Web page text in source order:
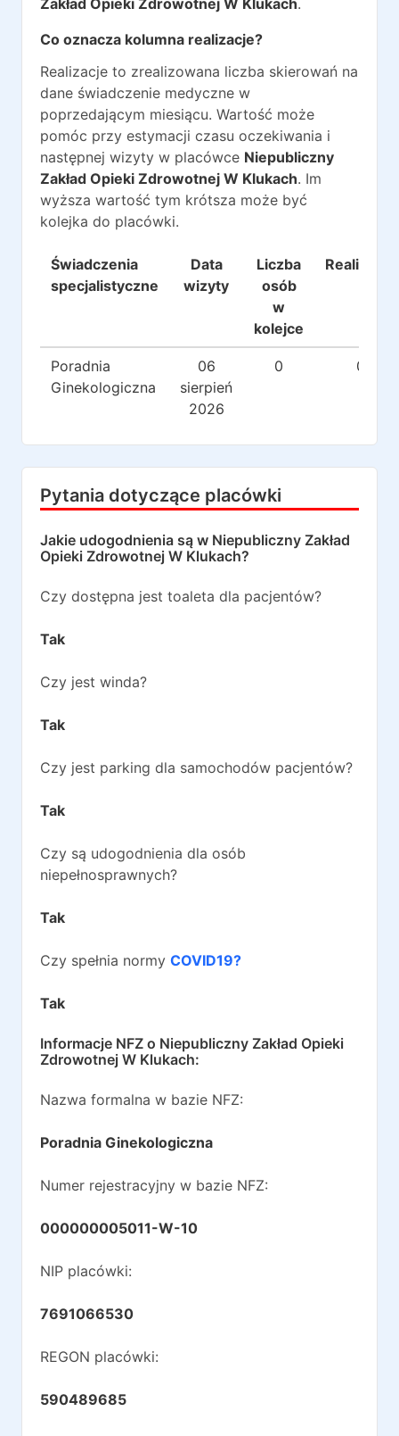
Zakład Opieki Zdrowotnej W Klukach.
Co oznacza kolumna realizacje?
Realizacje to zrealizowana liczba skierowań na
dane świadczenie medyczne w
poprzedającym miesiącu. Wartość może
pomóc przy estymacji czasu oczekiwania i
następnej wizyty w placówce Niepubliczny
Zakład Opieki Zdrowotnej W Klukach. Im
wyższa wartość tym krótsza może być
kolejka do placówki.
Świadczenia
specjalistyczne
Data
wizyty
Liczba
osób
w
kolejce
Realizacje
Poradnia
Ginekologiczna
06
sierpień
2026
0 0
Pytania dotyczące placówki
Jakie udogodnienia są w Niepubliczny Zakład
Opieki Zdrowotnej W Klukach?
Czy dostępna jest toaleta dla pacjentów?
Tak
Czy jest winda?
Tak
Czy jest parking dla samochodów pacjentów?
Tak
Czy są udogodnienia dla osób
niepełnosprawnych?
Tak
Czy spełnia normy COVID19?
Tak
Informacje NFZ o Niepubliczny Zakład Opieki
Zdrowotnej W Klukach:
Nazwa formalna w bazie NFZ:
Poradnia Ginekologiczna
Numer rejestracyjny w bazie NFZ:
000000005011-W-10
NIP placówki:
7691066530
REGON placówki:
590489685